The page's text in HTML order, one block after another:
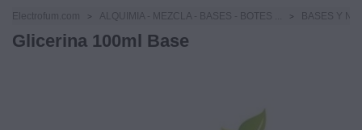
Electrofum.com ALQUIMIA - MEZCLA - BASES - BOTES ... BASES Y
Glicerina 100ml Base